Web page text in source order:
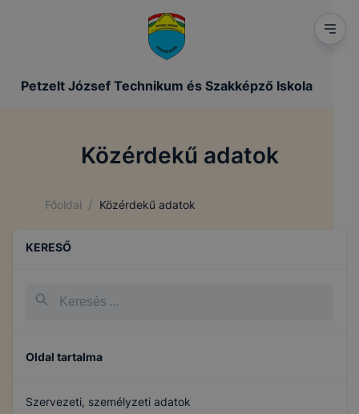
Petzelt József Technikum és Szakképző Iskola
Közérdekű adatok
Főoldal / Közérdekű adatok
KERESŐ
Oldal tartalma
Szervezeti, személyzeti adatok